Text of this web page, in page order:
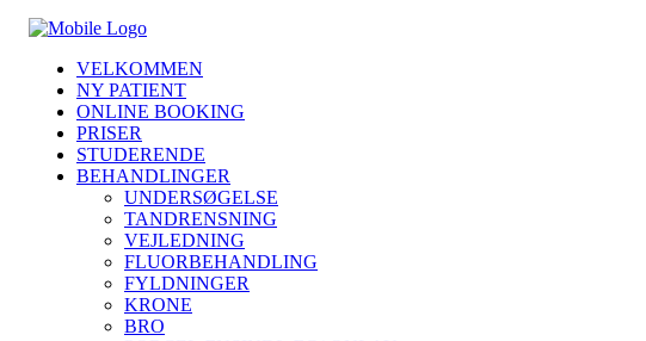
VELKOMMEN
NY PATIENT
ONLINE BOOKING
PRISER
STUDERENDE
BEHANDLINGER
UNDERSØGELSE
TANDRENSNING
VEJLEDNING
FLUORBEHANDLING
FYLDNINGER
KRONE
BRO